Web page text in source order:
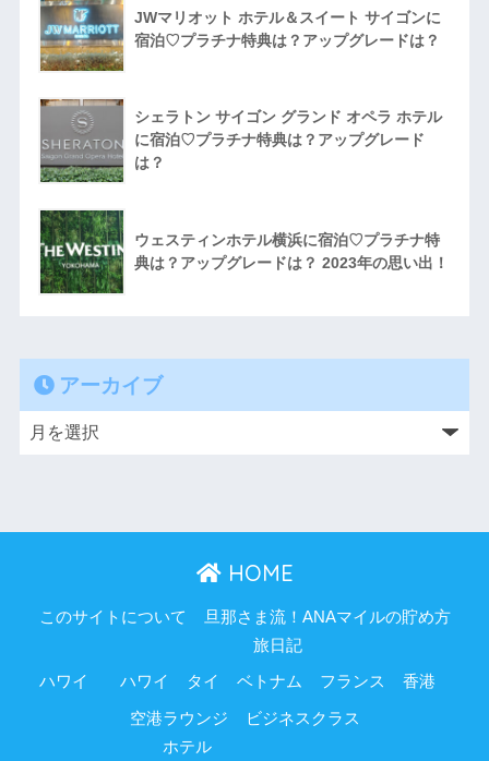
JWマリオット ホテル＆スイート サイゴンに
宿泊♡プラチナ特典は？アップグレードは？
シェラトン サイゴン グランド オペラ ホテル
に宿泊♡プラチナ特典は？アップグレード
は？
ウェスティンホテル横浜に宿泊♡プラチナ特
典は？アップグレードは？ 2023年の思い出！
アーカイブ
HOME
このサイトについて 旦那さま流！ANAマイルの貯め方
ハワイ
旅日記
ハワイ タイ ベトナム フランス 香港
空港ラウンジ
ビジネスクラス
ホテル